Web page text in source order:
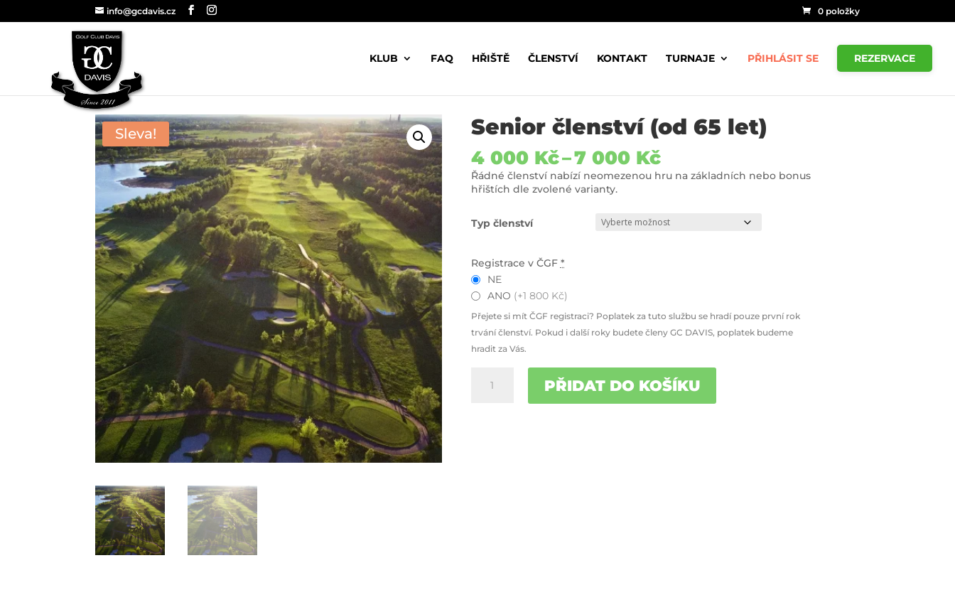
info@gcdavis.cz 0 položky
KLUB FAQ HŘIŠTĚ ČLENSTVÍ KONTAKT TURNAJE PŘIHLÁSIT SE REZERVACE
Sleva! Senior členství (od 65 let)
4 000 Kč–7 000 KčRozpětí
cen:
až
Řádné členství nabízí neomezenou hru na základních nebo bonus
hřištích dle zvolené varianty.
Typ členství
Registrace v ČGF *
NE
ANO (+1 800 Kč)
Přejete si mít ČGF registraci? Poplatek za tuto službu se hradí pouze první rok
trvání členství. Pokud i další roky budete členy GC DAVIS, poplatek budeme
hradit za Vás.
členství
PŘIDAT DO KOŠÍKU